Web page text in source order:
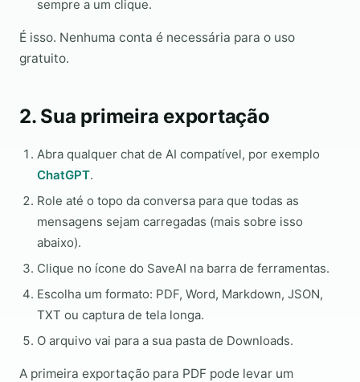
sempre a um clique.
É isso. Nenhuma conta é necessária para o uso
gratuito.
2. Sua primeira exportação
Abra qualquer chat de AI compatível, por exemplo
ChatGPT.
Role até o topo da conversa para que todas as
mensagens sejam carregadas (mais sobre isso
abaixo).
Clique no ícone do SaveAI na barra de ferramentas.
Escolha um formato: PDF, Word, Markdown, JSON,
TXT ou captura de tela longa.
O arquivo vai para a sua pasta de Downloads.
A primeira exportação para PDF pode levar um